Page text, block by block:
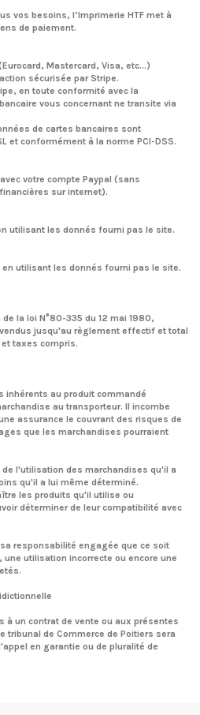
vos besoins, l’Imprimerie HTF met à
de paiement.
Mastercard, Visa, etc...)
sécurisée par Stripe.
en toute conformité avec la
vous concernant ne transite via
de cartes bancaires sont
et conformément à la norme PCI-DSS.
votre compte Paypal (sans
sur internet).
utilisant les donnés fourni pas le site.
utilisant les donnés fourni pas le site.
la loi N°80-335 du 12 mai 1980,
jusqu'au règlement effectif et total
taxes compris.
inhérents au produit commandé
au transporteur. Il incombe
assurance le couvrant des risques de
que les marchandises pourraient
l'utilisation des marchandises qu'il a
qu'il a lui même déterminé.
les produits qu'il utilise ou
déterminer de leur compatibilité avec
responsabilité engagée que ce soit
utilisation incorrecte ou encore une
à un contrat de vente ou aux présentes
tribunal de Commerce de Poitiers sera
en garantie ou de pluralité de